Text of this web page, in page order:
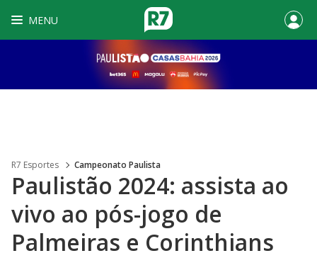
MENU
R7 Esportes Campeonato Paulista
Paulistão 2024: assista ao
vivo ao pós-jogo de
Palmeiras e Corinthians